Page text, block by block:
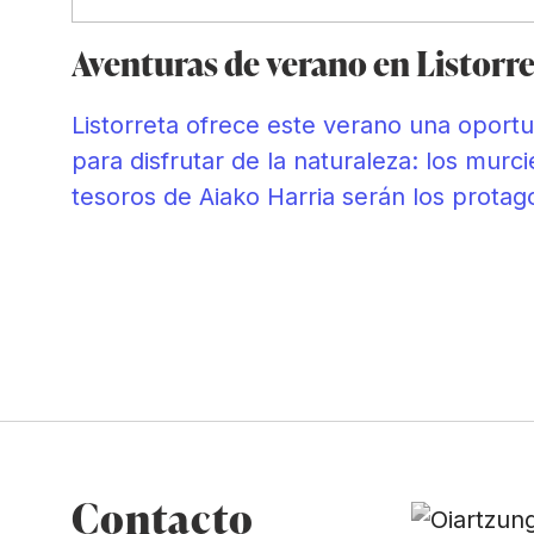
Aventuras de verano en
Listorreta ofrece este verano una
para disfrutar de la naturaleza: los
tesoros de Aiako Harria serán los
Contacto